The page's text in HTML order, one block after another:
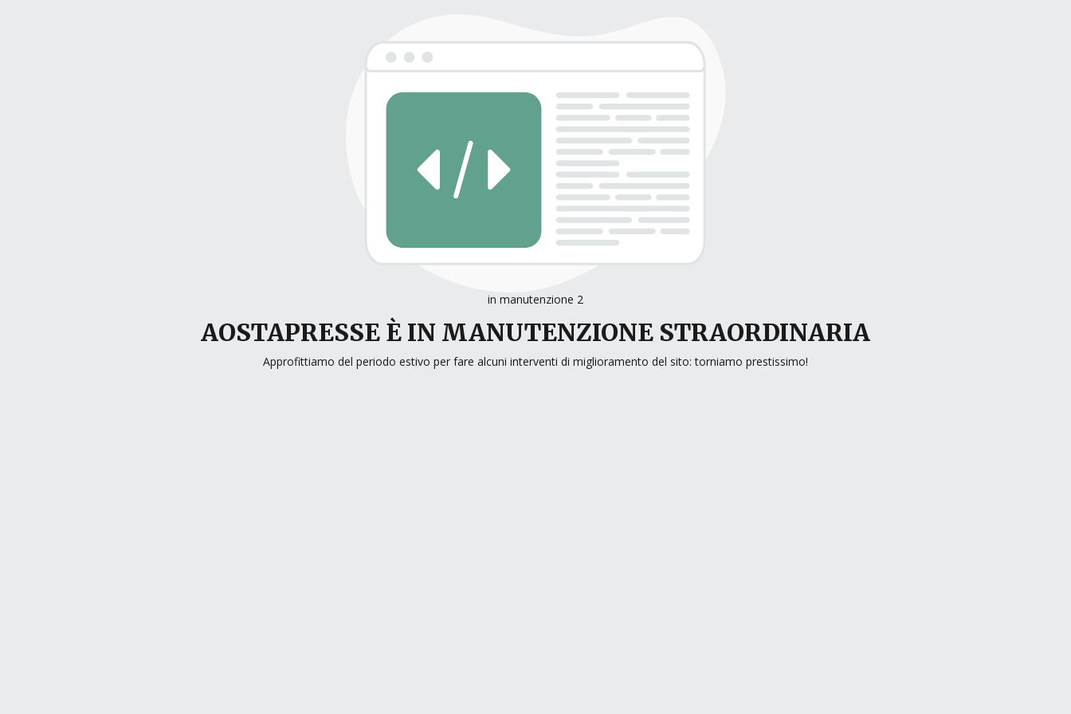
in manutenzione 2
AOSTAPRESSE È IN MANUTENZIONE STRAORDINARIA
Approfittiamo del periodo estivo per fare alcuni interventi di miglioramento del sito: torniamo prestissimo!